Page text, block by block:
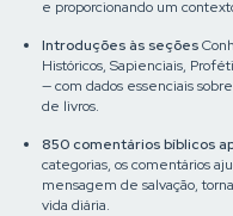
e proporcionando um
Introduções às seções
Históricos, Sapienciais,
— com dados essenciais
de livros.
850 comentários bíblicos
categorias, os comentários
mensagem de salvação,
vida diária.